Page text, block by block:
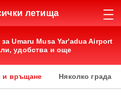
летища
Umaru Musa Yar'adua Airport
удобства и още
и връщане Няколко града